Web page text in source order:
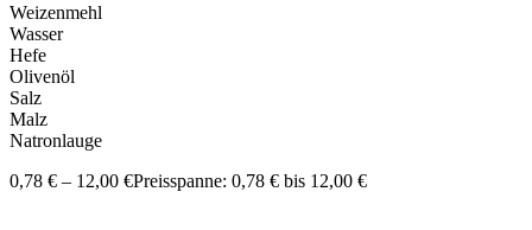
Weizenmehl
Wasser
Hefe
Olivenöl
Salz
Malz
Natronlauge
0,78 € – 12,00 €Preisspanne: 0,78 € bis 12,00 €